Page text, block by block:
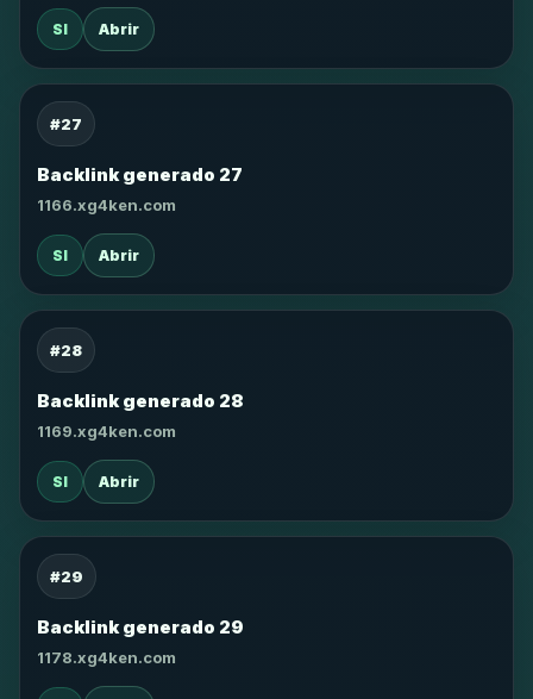
SI Abrir
#27
Backlink generado 27
1166.xg4ken.com
SI Abrir
#28
Backlink generado 28
1169.xg4ken.com
SI Abrir
#29
Backlink generado 29
1178.xg4ken.com